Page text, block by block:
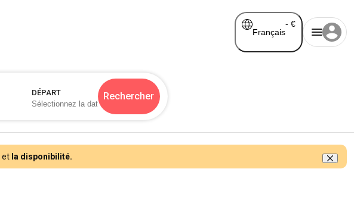
Français
- €
DÉPART Rechercher
et la disponibilité.